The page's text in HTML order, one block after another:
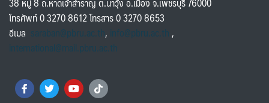
โทรศัพท์ 0 3270 8612 โทรสาร 0 3270 8653
อีเมล saraban@pbru.ac.th, info@pbru.ac.th,
international@mail.pbru.ac.th